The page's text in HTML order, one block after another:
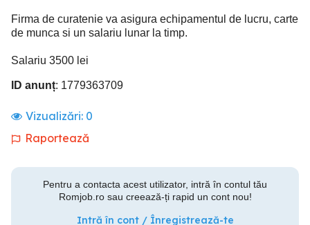
Firma de curatenie va asigura echipamentul de lucru, carte
de munca si un salariu lunar la timp.
Salariu 3500 lei
ID anunț: 1779363709
Vizualizări: 0
Raportează
Pentru a contacta acest utilizator, intră în contul tău
Romjob.ro sau creează-ți rapid un cont nou!
Intră în cont / Înregistrează-te